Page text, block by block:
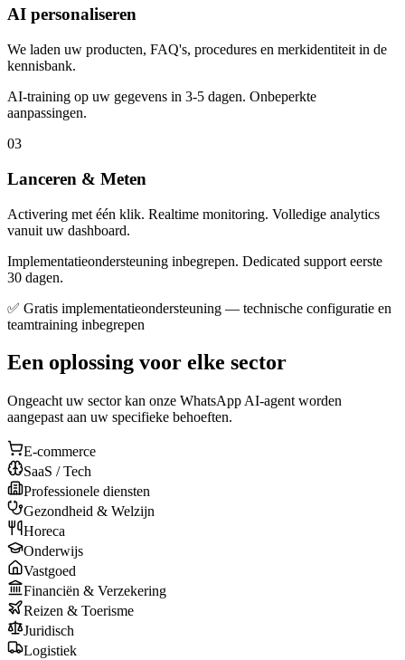
AI personaliseren
We laden uw producten, FAQ's, procedures en merkidentiteit in de
kennisbank.
AI-training op uw gegevens in 3-5 dagen. Onbeperkte
aanpassingen.
03
Lanceren & Meten
Activering met één klik. Realtime monitoring. Volledige analytics
vanuit uw dashboard.
Implementatieondersteuning inbegrepen. Dedicated support eerste
30 dagen.
✅ Gratis implementatieondersteuning — technische configuratie en
teamtraining inbegrepen
Een oplossing voor elke sector
Ongeacht uw sector kan onze WhatsApp AI-agent worden
aangepast aan uw specifieke behoeften.
E-commerce
SaaS / Tech
Professionele diensten
Gezondheid & Welzijn
Horeca
Onderwijs
Vastgoed
Financiën & Verzekering
Reizen & Toerisme
Juridisch
Logistiek